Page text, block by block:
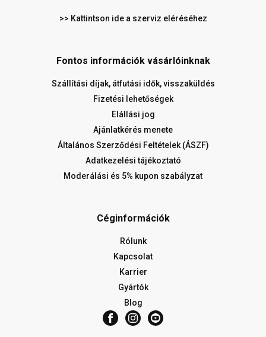
>> Kattintson ide a szerviz eléréséhez
Fontos információk vásárlóinknak
Szállítási díjak, átfutási idők, visszaküldés
Fizetési lehetőségek
Elállási jog
Ajánlatkérés menete
Általános Szerződési Feltételek (ÁSZF)
Adatkezelési tájékoztató
Moderálási és 5% kupon szabályzat
Céginformációk
Rólunk
Kapcsolat
Karrier
Gyártók
Blog